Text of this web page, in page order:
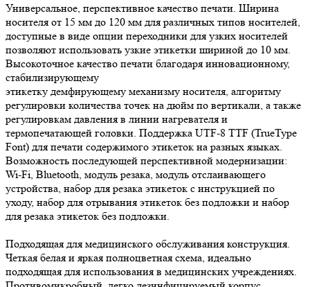
Универсальное, перспективное качество печати. Ширина
носителя от 15 мм до 120 мм для различных типов носителей,
доступные в виде опции переходники для узких носителей
позволяют использовать узкие этикетки шириной до 10 мм.
Высокоточное качество печати благодаря инновационному,
стабилизирующему
этикетку демфирующему механизму носителя, алгоритму
регулировки количества точек на дюйм по вертикали, а также
регулировкам давления в линии нагревателя и
термопечатающей головки. Поддержка UTF-8 TTF (TrueType
Font) для печати содержимого этикеток на разных языках.
Возможность последующей перспективной модернизации:
Wi-Fi, Bluetooth, модуль резака, модуль отслаивающего
устройства, набор для резака этикеток с инструкцией по
уходу, набор для отрывания этикеток без подложки и набор
для резака этикеток без подложки.
Подходящая для медицинского обслуживания конструкция.
Четкая белая и яркая полноцветная схема, идеально
подходящая для использования в медицинских учреждениях.